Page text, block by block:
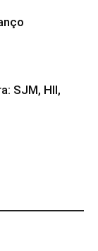
SJM, HII,